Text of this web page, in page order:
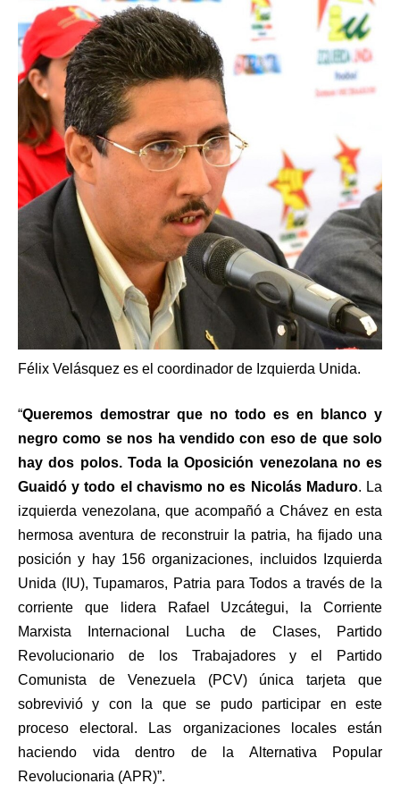
Félix Velásquez es el coordinador de Izquierda Unida.
“Queremos demostrar que no todo es en blanco y
negro como se nos ha vendido con eso de que solo
hay dos polos. Toda la Oposición venezolana no es
Guaidó y todo el chavismo no es Nicolás Maduro. La
izquierda venezolana, que acompañó a Chávez en esta
hermosa aventura de reconstruir la patria, ha fijado una
posición y hay 156 organizaciones, incluidos Izquierda
Unida (IU), Tupamaros, Patria para Todos a través de la
corriente que lidera Rafael Uzcátegui, la Corriente
Marxista Internacional Lucha de Clases, Partido
Revolucionario de los Trabajadores y el Partido
Comunista de Venezuela (PCV) única tarjeta que
sobrevivió y con la que se pudo participar en este
proceso electoral. Las organizaciones locales están
haciendo vida dentro de la Alternativa Popular
Revolucionaria (APR)”.